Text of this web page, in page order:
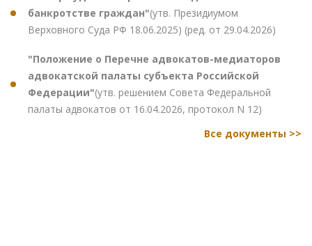
банкротстве граждан"(утв. Президиумом
Верховного Суда РФ 18.06.2025) (ред. от 29.04.2026)
"Положение о Перечне адвокатов-медиаторов
адвокатской палаты субъекта Российской
Федерации"(утв. решением Совета Федеральной
палаты адвокатов от 16.04.2026, протокол N 12)
Все документы >>